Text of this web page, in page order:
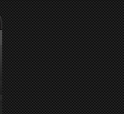
le fichier CONFIG.PHP qui